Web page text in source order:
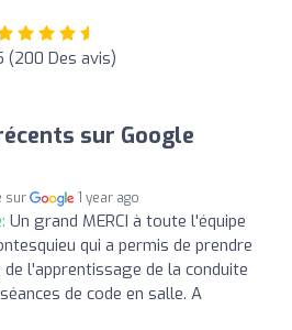
(200 Des avis)
sur Google
sur 1 year ago
Un grand MERCI à toute l'équipe
qui a permis de prendre
l'apprentissage de la conduite
de code en salle. A